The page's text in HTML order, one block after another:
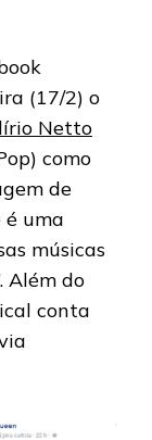
(17/2) o
Netto
como
de
é uma
músicas
Além do
conta